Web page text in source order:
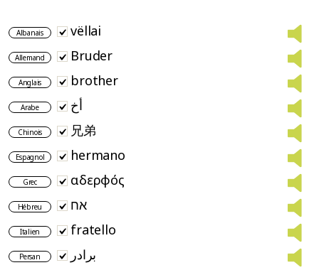
Albanais vëllai
Allemand Bruder
Anglais brother
Arabe أخ
Chinois 兄弟
Espagnol hermano
Grec αδερφός
Hébreu אח
Italien fratello
Persan برادر